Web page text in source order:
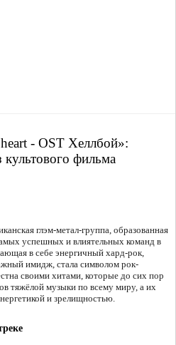
- OST Хеллбой»:
фильма
глэм-метал-группа, образованная
успешных и влиятельных команд в
в себе энергичный хард-рок,
имидж, стала символом рок-
своими хитами, которые до сих пор
тяжёлой музыки по всему миру, а их
и зрелищностью.